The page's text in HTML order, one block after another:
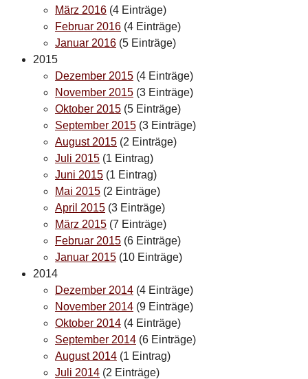
März 2016 (4 Einträge)
Februar 2016 (4 Einträge)
Januar 2016 (5 Einträge)
2015
Dezember 2015 (4 Einträge)
November 2015 (3 Einträge)
Oktober 2015 (5 Einträge)
September 2015 (3 Einträge)
August 2015 (2 Einträge)
Juli 2015 (1 Eintrag)
Juni 2015 (1 Eintrag)
Mai 2015 (2 Einträge)
April 2015 (3 Einträge)
März 2015 (7 Einträge)
Februar 2015 (6 Einträge)
Januar 2015 (10 Einträge)
2014
Dezember 2014 (4 Einträge)
November 2014 (9 Einträge)
Oktober 2014 (4 Einträge)
September 2014 (6 Einträge)
August 2014 (1 Eintrag)
Juli 2014 (2 Einträge)